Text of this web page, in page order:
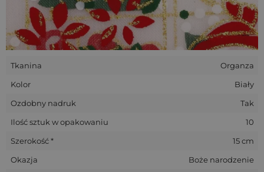
Tkanina
Organza
Kolor
Biały
Ozdobny nadruk
Tak
Ilość sztuk w opakowaniu
10
Szerokość *
15 cm
Okazja
Boże narodzenie